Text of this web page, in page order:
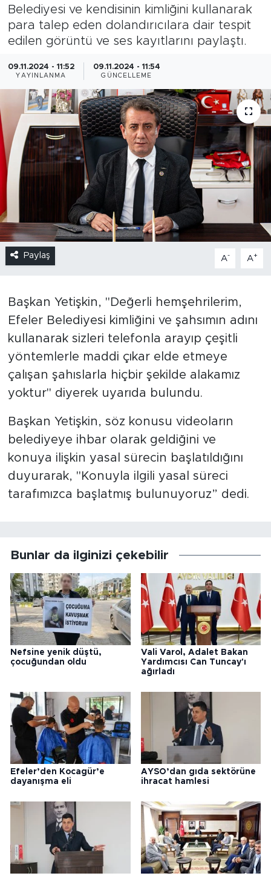
Belediyesi ve kendisinin kimliğini kullanarak
para talep eden dolandırıcılara dair tespit
edilen görüntü ve ses kayıtlarını paylaştı.
09.11.2024 - 11:52
YAYINLANMA
09.11.2024 - 11:54
GÜNCELLEME
Paylaş A- A+
Başkan Yetişkin, "Değerli hemşehrilerim,
Efeler Belediyesi kimliğini ve şahsımın adını
kullanarak sizleri telefonla arayıp çeşitli
yöntemlerle maddi çıkar elde etmeye
çalışan şahıslarla hiçbir şekilde alakamız
yoktur" diyerek uyarıda bulundu.
Başkan Yetişkin, söz konusu videoların
belediyeye ihbar olarak geldiğini ve
konuya ilişkin yasal sürecin başlatıldığını
duyurarak, "Konuyla ilgili yasal süreci
tarafımızca başlatmış bulunuyoruz” dedi.
Bunlar da ilginizi çekebilir
Nefsine yenik düştü,
çocuğundan oldu
Vali Varol, Adalet Bakan
Yardımcısı Can Tuncay'ı
ağırladı
Efeler’den Kocagür’e
dayanışma eli
AYSO’dan gıda sektörüne
ihracat hamlesi